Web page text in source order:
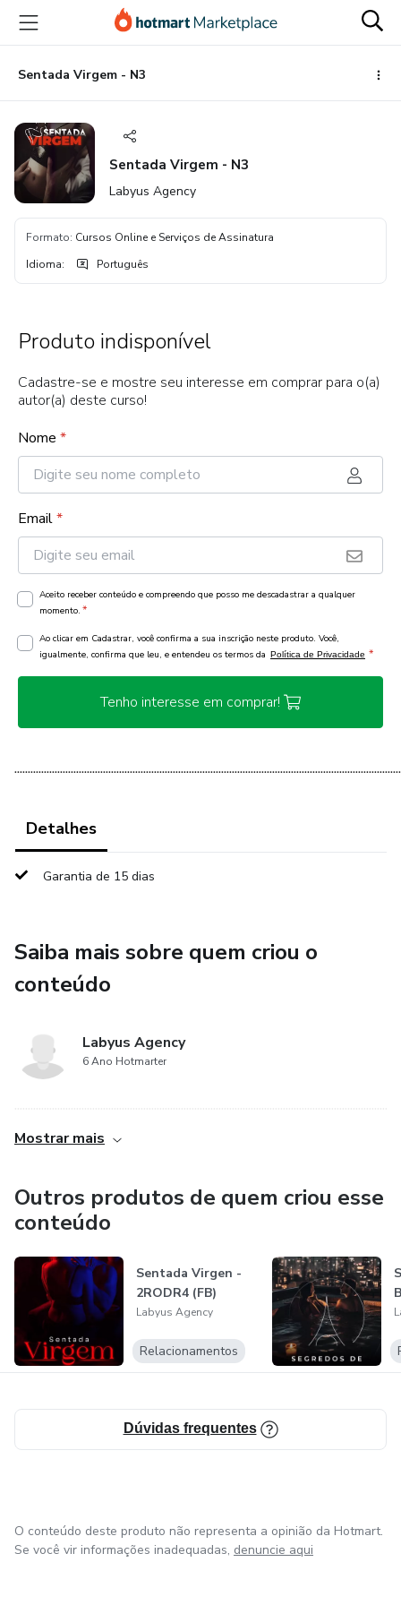
para
conteúdo
principal
para
pagamento
para
rodapé
Sentada Virgem - N3
Sentada Virgem - N3
Labyus Agency
Formato: Cursos Online e Serviços de Assinatura
Idioma: Português
Produto indisponível
Cadastre-se e mostre seu interesse em comprar para o(a)
autor(a) deste curso!
Nome *
Email*
Aceito receber conteúdo e compreendo que posso me descadastrar a qualquer
momento. *
Ao clicar em Cadastrar, você confirma a sua inscrição neste produto. Você,
igualmente, confirma que leu, e entendeu os termos da Política de Privacidade *
Tenho interesse em comprar!
Detalhes
Garantia de 15 dias
Saiba mais sobre quem criou o
conteúdo
Labyus Agency
6 Ano Hotmarter
Mostrar mais
Outros produtos de quem criou esse
conteúdo
Sentada Virgen -
2RODR4 (FB)
Labyus Agency
Relacionamentos
Dúvidas frequentes
O conteúdo deste produto não representa a opinião da Hotmart.
Se você vir informações inadequadas, denuncie aqui